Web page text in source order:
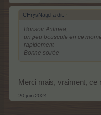
CHrysNatjel a dit: ↑
Bonsoir Antinea,
un peu bousculé en ce
rapidement
Bonne soirée
Merci mais, vraiment, ce
20 juin 2024